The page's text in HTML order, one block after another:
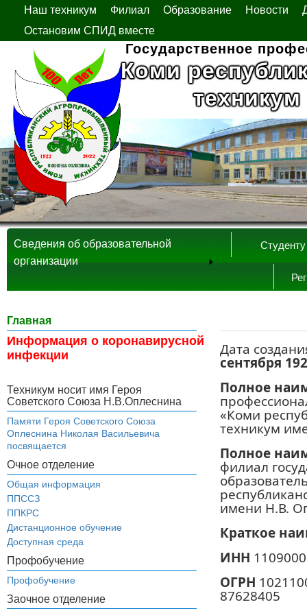
Наш техникум Филиал Образование Новости
Остановим СПИД вместе
Государственное
Коми
Студенту
Сведения об образовательной
организации
Главная
Информация о коронавирусной
инфекции
Техникум носит имя Героя
Советского Союза Н.В.Оплеснина
Памяти Героя Советского Союза
Оплеснина Николая Васильевича
посвящается
Очное отделение
Общая информация
ППССЗ
ППКРС
Дистанционное обучение
Доступная среда
Профобучение
Профобучение
Заочное отделение
Дата
сентября
Полное
«Коми
техникум
Полное
филиал
имени Н.В.
Краткое
ИНН
ОГРН
87628405